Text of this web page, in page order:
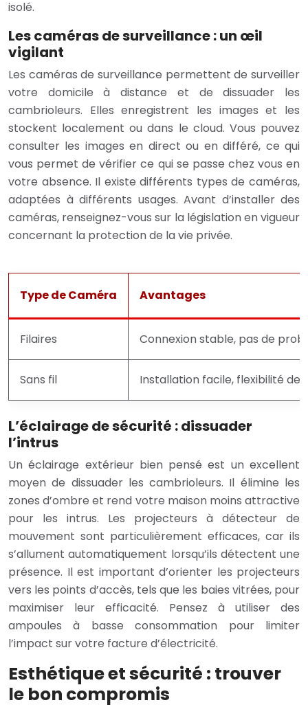
isolé.
Les caméras de surveillance : un œil
vigilant
Les caméras de surveillance permettent de surveiller
votre domicile à distance et de dissuader les
cambrioleurs. Elles enregistrent les images et les
stockent localement ou dans le cloud. Vous pouvez
consulter les images en direct ou en différé, ce qui
vous permet de vérifier ce qui se passe chez vous en
votre absence. Il existe différents types de caméras,
adaptées à différents usages. Avant d’installer des
caméras, renseignez-vous sur la législation en vigueur
concernant la protection de la vie privée.
Type de Caméra Avantages
Filaires Connexion stable, pas de
Sans fil Installation facile, flexibilité de
L’éclairage de sécurité : dissuader
l’intrus
Un éclairage extérieur bien pensé est un excellent
moyen de dissuader les cambrioleurs. Il élimine les
zones d’ombre et rend votre maison moins attractive
pour les intrus. Les projecteurs à détecteur de
mouvement sont particulièrement efficaces, car ils
s’allument automatiquement lorsqu’ils détectent une
présence. Il est important d’orienter les projecteurs
vers les points d’accès, tels que les baies vitrées, pour
maximiser leur efficacité. Pensez à utiliser des
ampoules à basse consommation pour limiter
l’impact sur votre facture d’électricité.
Esthétique et sécurité : trouver
le bon compromis